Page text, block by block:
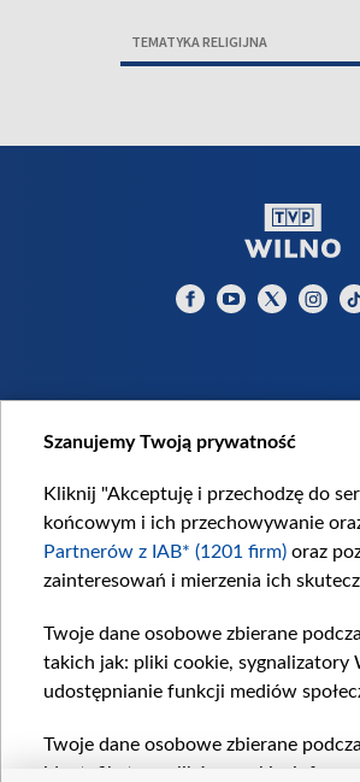
TEMATYKA RELIGIJNA
Szanujemy Twoją prywatność
Kliknij "Akceptuję i przechodzę do
końcowym i ich przechowywanie
Partnerów z IAB* (1201 firm) oraz
zainteresowań i mierzenia ich
Twoje dane osobowe zbierane
takich jak: pliki cookie, sygnalizatory
udostępnianie funkcji mediów
Twoje dane osobowe zbierane
identyfikatory plików cookie,